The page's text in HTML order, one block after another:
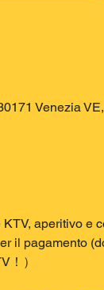
Venezia
aperitivo e
il pagamento
！）